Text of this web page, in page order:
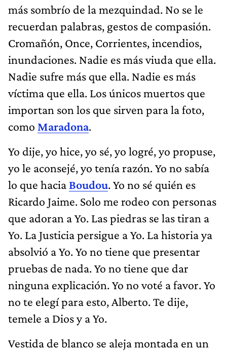
más sombrío de la mezquindad. No se le
recuerdan palabras, gestos de compasión.
Cromañón, Once, Corrientes, incendios,
inundaciones. Nadie es más viuda que ella.
Nadie sufre más que ella. Nadie es más
víctima que ella. Los únicos muertos que
importan son los que sirven para la foto,
como Maradona.
Yo dije, yo hice, yo sé, yo logré, yo propuse,
yo le aconsejé, yo tenía razón. Yo no sabía
lo que hacia Boudou. Yo no sé quién es
Ricardo Jaime. Solo me rodeo con personas
que adoran a Yo. Las piedras se las tiran a
Yo. La Justicia persigue a Yo. La historia ya
absolvió a Yo. Yo no tiene que presentar
pruebas de nada. Yo no tiene que dar
ninguna explicación. Yo no voté a favor. Yo
no te elegí para esto, Alberto. Te dije,
temele a Dios y a Yo.
Vestida de blanco se aleja montada en un